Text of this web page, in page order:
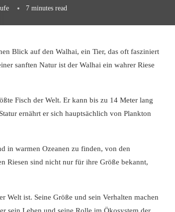
7 minutes read
Blick auf den Walhai, ein Tier, das oft fasziniert
sanften Natur ist der Walhai ein wahrer Riese
Fisch der Welt. Er kann bis zu 14 Meter lang
ernährt er sich hauptsächlich von Plankton
in warmen Ozeanen zu finden, von den
Riesen sind nicht nur für ihre Größe bekannt,
Welt ist. Seine Größe und sein Verhalten machen